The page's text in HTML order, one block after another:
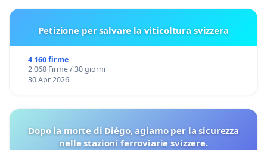
Petizione per salvare la viticoltura svizzera
4 160 firme
2 068 Firme / 30 giorni
30 Apr 2026
Dopo la morte di Diégo, agiamo per la sicurezza
nelle stazioni ferroviarie svizzere.